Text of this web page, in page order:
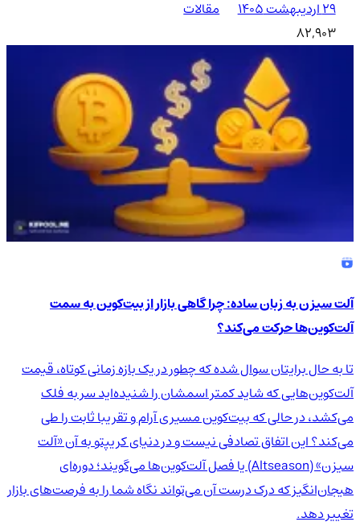
۲۹ اردیبهشت ۱۴۰۵
مقالات
82,903
آلت سیزن به زبان ساده: چرا گاهی بازار از بیت‌کوین به سمت
آلت‌کوین‌ها حرکت می‌کند؟
تا به حال برایتان سوال شده که چطور در یک بازه زمانی کوتاه، قیمت
آلت‌کوین‌هایی که شاید کمتر اسمشان را شنیده‌اید سر به فلک
می‌کشد، در حالی که بیت‌کوین مسیری آرام و تقریبا ثابت را طی
می‌کند؟ این اتفاق تصادفی نیست و در دنیای کریپتو به آن «آلت
سیزن» (Altseason) یا فصل آلت‌کوین‌ها می‌گویند؛ دوره‌ای
هیجان‌انگیز که درک درست آن می‌تواند نگاه شما را به فرصت‌های بازار
تغییر دهد.